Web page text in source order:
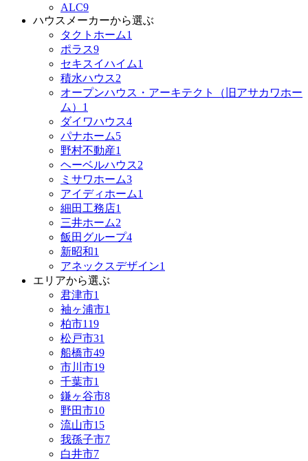
ALC9
ハウスメーカーから選ぶ
タクトホーム1
ポラス9
セキスイハイム1
積水ハウス2
オープンハウス・アーキテクト（旧アサカワホー
ム） 1
ダイワハウス4
パナホーム5
野村不動産1
ヘーベルハウス2
ミサワホーム3
アイディホーム1
細田工務店1
三井ホーム2
飯田グループ4
新昭和1
アネックスデザイン1
エリアから選ぶ
君津市1
袖ヶ浦市1
柏市119
松戸市31
船橋市49
市川市19
千葉市1
鎌ヶ谷市8
野田市10
流山市15
我孫子市7
白井市7